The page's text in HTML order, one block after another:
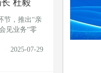
杜毅
节，推出“亲
见业务“零
2025-07-29